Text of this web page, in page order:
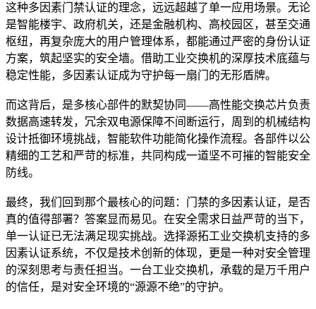
这种多因素门禁认证的理念，远远超越了单一应用场景。无论
是智能楼宇、政府机关，还是金融机构、高校园区，甚至交通
枢纽，再复杂庞大的用户管理体系，都能通过严密的身份认证
方案，筑起坚实的安全墙。借助工业交换机的深厚技术底蕴与
稳定性能，多因素认证成为守护每一扇门的无形盾牌。
而这背后，是多核心部件的默契协同——高性能交换芯片负责
数据高速转发，冗余双电源保障不间断运行，周到的机械结构
设计抵御环境挑战，智能软件功能简化操作流程。各部件以公
精细的工艺和严苛的标准，共同构成一道坚不可摧的智能安全
防线。
最终，我们回到那个最核心的问题：门禁的多因素认证，是否
真的值得部署？答案显而易见。在安全需求日益严苛的当下，
单一认证已无法满足现实挑战。选择源拓工业交换机支持的多
因素认证系统，不仅是技术创新的体现，更是一种对安全管理
的深刻思考与责任担当。一台工业交换机，承载的是万千用户
的信任，是对安全环境的“源源不绝”的守护。